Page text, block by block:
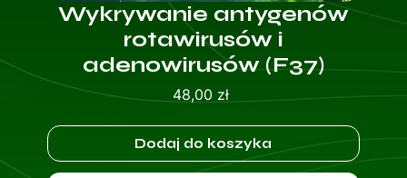
Wykrywanie antygenów
rotawirusów i
adenowirusów (F37)
48,00 złCena
Dodaj do koszyka